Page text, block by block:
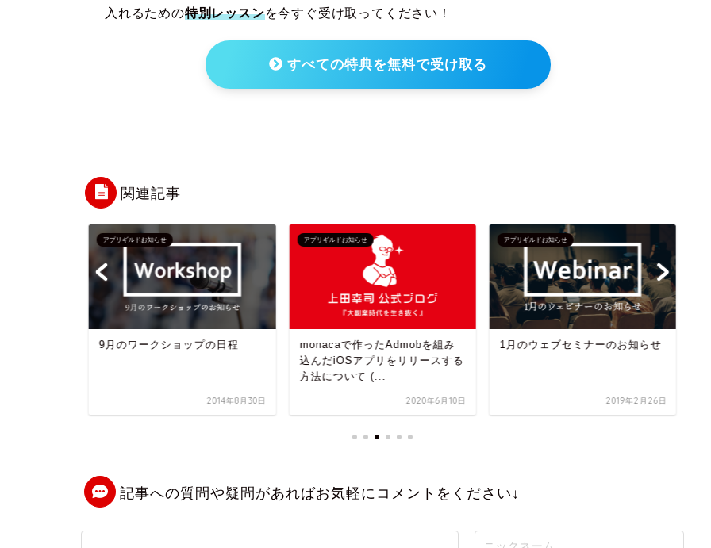
入れるための特別レッスンを今すぐ受け取ってください！
すべての特典を無料で受け取る
関連記事
アプリギルドお知らせ
9月のワークショップの日程
2014年8月30日
アプリギルドお知らせ
monacaで作ったAdmobを組み
込んだiOSアプリをリリースする
方法について (...
2020年6月10日
アプリギルドお知らせ
1月のウェブセミナーのお知らせ
2019年2月26日